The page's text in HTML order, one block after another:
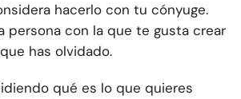
hacerlo con tu cónyuge.
persona con la que te gusta crear
has olvidado.
qué es lo que quieres